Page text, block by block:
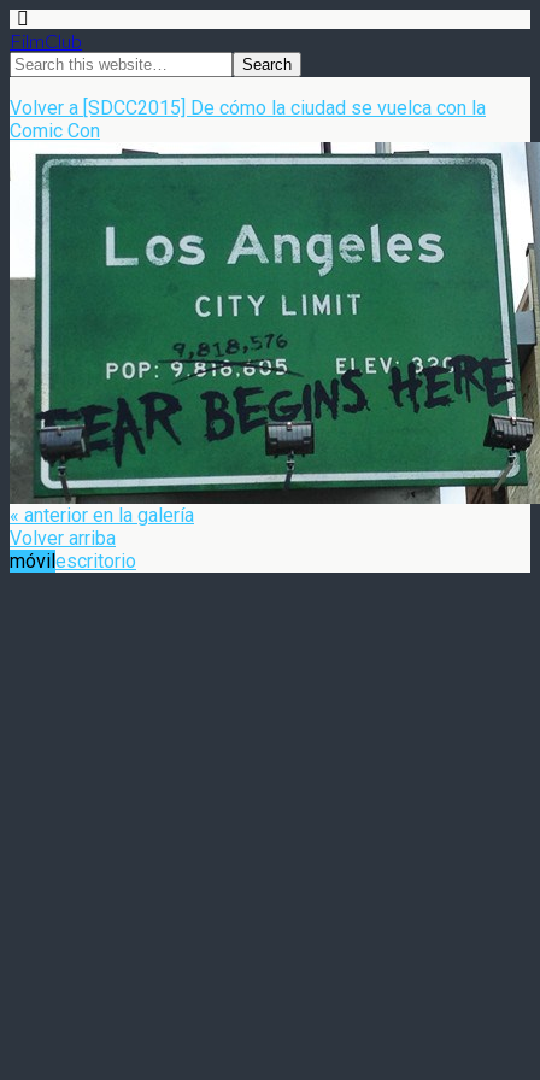
FilmClub
Volver a [SDCC2015] De cómo la ciudad se vuelca con la
Comic Con
« anterior en la galería
Volver arriba
móvilescritorio